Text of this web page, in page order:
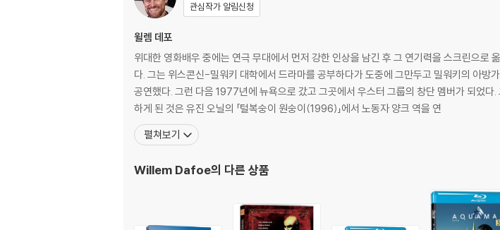
관심작가 알림신청
윌렘 데포
위대한 영화배우 중에는 연극 무대에서 먼저 강한 인상을 남긴 후 그 연기력을 스크린으로
다. 그는 위스콘신-밀워키 대학에서 드라마를 공부하다가 도중에 그만두고 밀워키의 아방
공연했다. 그런 다음 1977년에 뉴욕으로 갔고 그곳에서 우스터 그룹의 창단 멤버가 되었다. 그는 무대에서 연기를 계속했는데 우스\터 그룹에서 그가 처음 스타로 발돋움
하게 된 것은 유진 오닐의 「털복숭이 원숭이(1996)」에서 노동자 양크 역을 연
펼쳐보기
Willem Dafoe의 다른 상품